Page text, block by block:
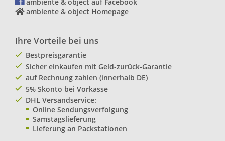
ambiente & object Homepage
Ihre Vorteile bei uns
Bestpreisgarantie
Sicher einkaufen mit Geld-zurück-Garantie
auf Rechnung zahlen (innerhalb DE)
5% Skonto bei Vorkasse
DHL Versandservice:
Online Sendungsverfolgung
Samstagslieferung
Lieferung an Packstationen